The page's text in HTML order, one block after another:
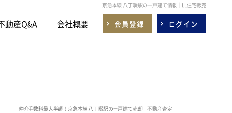
京急本線 八丁畷駅の一戸建て情報｜LL住宅販売
動産Q&A 会社概要 会員登録 ログイン
仲介手数料最大半額！京急本線 八丁畷駅の一戸建て売却・不動産査定